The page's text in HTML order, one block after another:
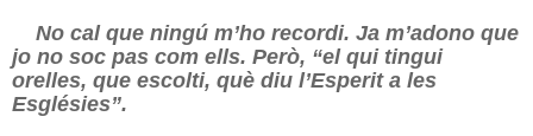
No cal que ningú m’ho recordi. Ja m’adono que
jo no soc pas com ells. Però, “el qui tingui
orelles, que escolti, què diu l’Esperit a les
Esglésies”.